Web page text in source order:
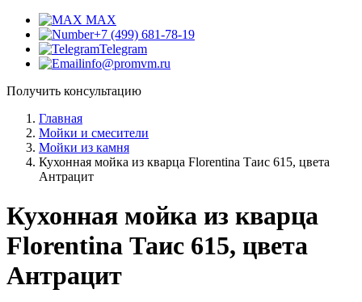
MAX
+7 (499) 681-78-19
Telegram
info@promvm.ru
Получить консультацию
Главная
Мойки и смесители
Мойки из камня
Кухонная мойка из кварца Florentina Таис 615, цвета
Антрацит
Кухонная мойка из кварца
Florentina Таис 615, цвета
Антрацит